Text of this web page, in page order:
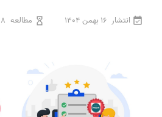
انتشار 16 بهمن 1404 مطالعه 8 دقیقه